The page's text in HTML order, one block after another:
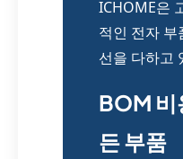
ICHOME은
적인 전자 부
선을 다하고
BOM 비
든 부품